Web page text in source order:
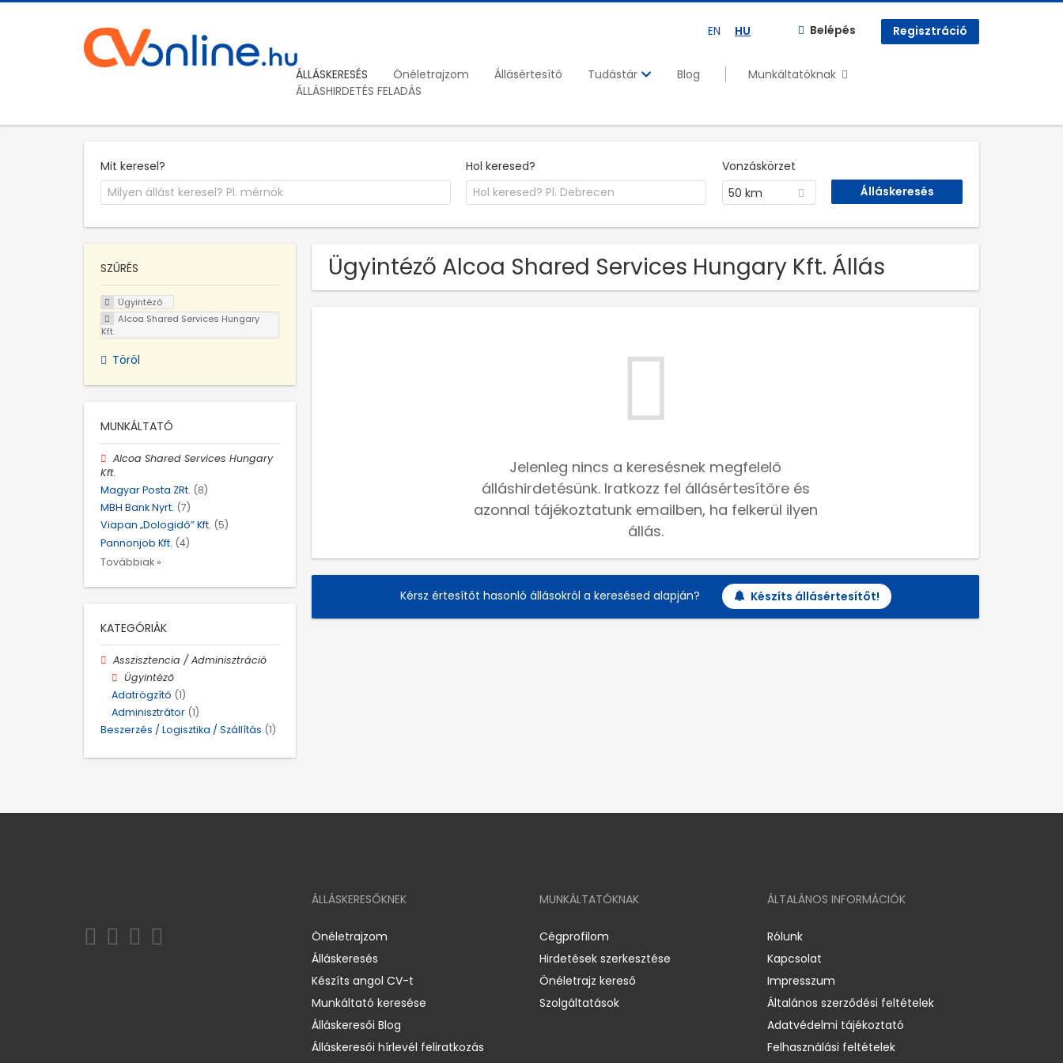
EN HU Belépés Regisztráció
ÁLLÁSKERESÉS Önéletrajzom Állásértesítő Tudástár Blog
Munkáltatóknak
ÁLLÁSHIRDETÉS FELADÁS
Mit keresel? Hol keresed?
Vonzáskörzet
50 km
Ügyintéző Alcoa Shared Services Hungary Kft. Állás
Jelenleg nincs a keresésnek megfelelő
álláshirdetésünk. Iratkozz fel állásértesítőre és
azonnal tájékoztatunk emailben, ha felkerül ilyen
állás.
Kérsz értesítőt hasonló állásokról a keresésed alapján? Készíts állásértesítőt!
SZŰRÉS
Ügyintéző
Alcoa Shared Services Hungary
Kft.
Töröl
MUNKÁLTATÓ
Alcoa Shared Services Hungary
Kft.
Magyar Posta ZRt. (8)
MBH Bank Nyrt. (7)
Viapan „Dologidő” Kft. (5)
Pannonjob Kft. (4)
Továbbiak »
KATEGÓRIÁK
Asszisztencia / Adminisztráció
Ügyintéző
Adatrögzítő (1)
Adminisztrátor (1)
Beszerzés / Logisztika / Szállítás (1)
ÁLLÁSKERESŐKNEK
Önéletrajzom
Álláskeresés
Készíts angol CV-t
Munkáltató keresése
Álláskeresői Blog
Álláskeresői hírlevél feliratkozás
MUNKÁLTATÓKNAK
Cégprofilom
Hirdetések szerkesztése
Önéletrajz kereső
Szolgáltatások
ÁLTALÁNOS INFORMÁCIÓK
Rólunk
Kapcsolat
Impresszum
Általános szerződési feltételek
Adatvédelmi tájékoztató
Felhasználási feltételek